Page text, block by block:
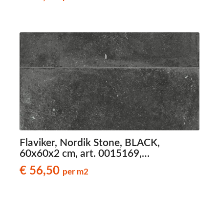
Flaviker, Nordik Stone, BLACK,
60x60x2 cm, art. 0015169,
natuursteenlook terrastegels
€ 56,50 per m2